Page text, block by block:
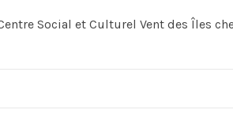
Social et Culturel Vent des Îles